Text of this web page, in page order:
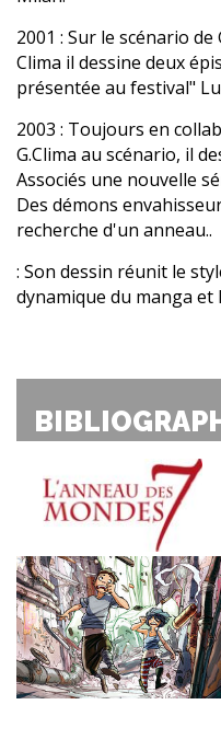
2001 : Sur le scénario
Clima il dessine deux
présentée au festival"
2003 : Toujours en
G.Clima au scénario, il
Associés une nouvelle
Des démons
recherche d'un anneau..
: Son dessin réunit le
dynamique du manga